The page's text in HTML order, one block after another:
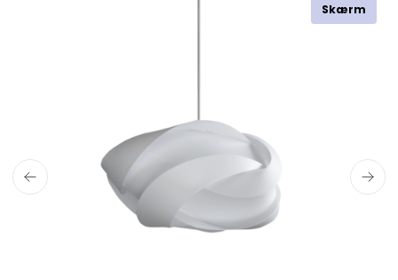
Skærm